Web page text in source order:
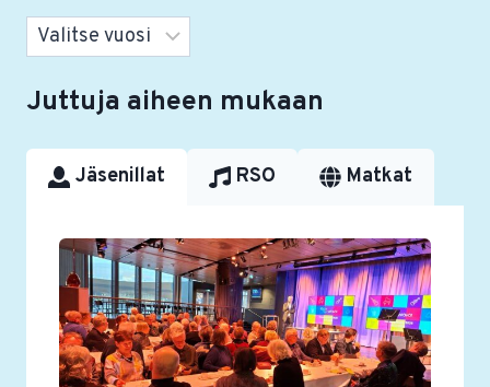
Arkistot
Juttuja aiheen mukaan
Jäsenillat RSO Matkat